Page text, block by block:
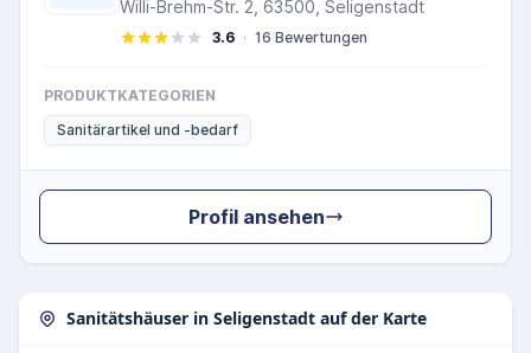
Willi-Brehm-Str. 2, 63500, Seligenstadt
3.6 · 16 Bewertungen
PRODUKTKATEGORIEN
Sanitärartikel und -bedarf
Profil ansehen
Sanitätshäuser in Seligenstadt auf der Karte